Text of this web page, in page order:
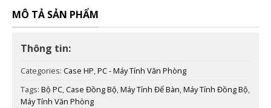
MÔ TẢ SẢN PHẨM
Thông tin:
Categories: Case HP,PC - Máy Tính Văn Phòng
Tags: Bộ PC,Case Đồng Bộ,Máy Tính Để Bàn,Máy Tính Đồng Bộ,
Máy Tính Văn Phòng